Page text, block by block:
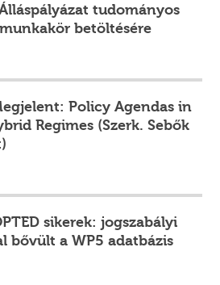
tudományos
betöltésére
Policy Agendas in
Regimes (Szerk. Sebők
sikerek: jogszabályi
bővült a WP5 adatbázis